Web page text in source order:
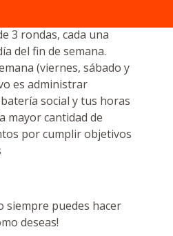
3 rondas, cada una
del fin de semana.
(viernes, sábado y
es administrar
social y tus horas
mayor cantidad de
por cumplir objetivos
siempre puedes hacer
deseas!